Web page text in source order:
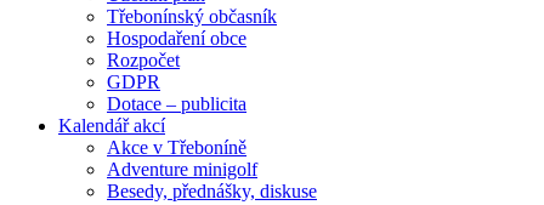
Třebonínský občasník
Hospodaření obce
Rozpočet
GDPR
Dotace – publicita
Kalendář akcí
Akce v Třeboníně
Adventure minigolf
Besedy, přednášky, diskuse